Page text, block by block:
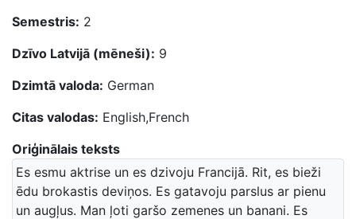
Semestris: 2
Dzīvo Latvijā (mēneši): 9
Dzimtā valoda: German
Citas valodas: English,French
Oriģinālais teksts
Es esmu aktrise un es dzivoju Francijā. Rit, es bieži
ēdu brokastis deviņos. Es gatavoju parslus ar pienu
un augļus. Man ļoti garšo zemenes un banani. Es